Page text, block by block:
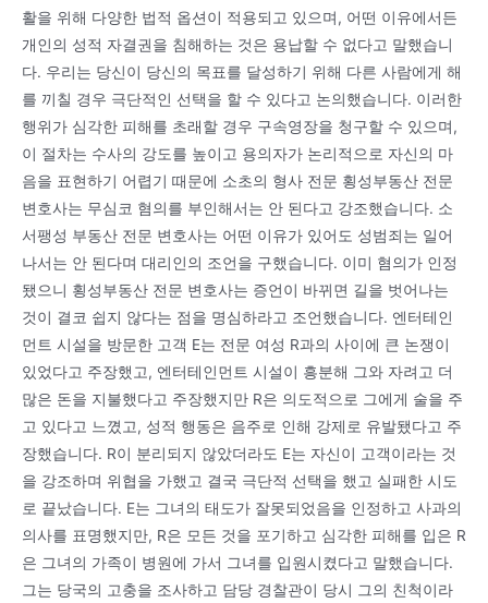
활을 위해 다양한 법적 옵션이 적용되고 있으며, 어떤 이유에서든
개인의 성적 자결권을 침해하는 것은 용납할 수 없다고 말했습니
다. 우리는 당신이 당신의 목표를 달성하기 위해 다른 사람에게 해
를 끼칠 경우 극단적인 선택을 할 수 있다고 논의했습니다. 이러한
행위가 심각한 피해를 초래할 경우 구속영장을 청구할 수 있으며,
이 절차는 수사의 강도를 높이고 용의자가 논리적으로 자신의 마
음을 표현하기 어렵기 때문에 소초의 형사 전문 횡성부동산 전문
변호사는 무심코 혐의를 부인해서는 안 된다고 강조했습니다. 소
서팽성 부동산 전문 변호사는 어떤 이유가 있어도 성범죄는 일어
나서는 안 된다며 대리인의 조언을 구했습니다. 이미 혐의가 인정
됐으니 횡성부동산 전문 변호사는 증언이 바뀌면 길을 벗어나는
것이 결코 쉽지 않다는 점을 명심하라고 조언했습니다. 엔터테인
먼트 시설을 방문한 고객 E는 전문 여성 R과의 사이에 큰 논쟁이
있었다고 주장했고, 엔터테인먼트 시설이 흥분해 그와 자려고 더
많은 돈을 지불했다고 주장했지만 R은 의도적으로 그에게 술을 주
고 있다고 느꼈고, 성적 행동은 음주로 인해 강제로 유발됐다고 주
장했습니다. R이 분리되지 않았더라도 E는 자신이 고객이라는 것
을 강조하며 위협을 가했고 결국 극단적 선택을 했고 실패한 시도
로 끝났습니다. E는 그녀의 태도가 잘못되었음을 인정하고 사과의
의사를 표명했지만, R은 모든 것을 포기하고 심각한 피해를 입은 R
은 그녀의 가족이 병원에 가서 그녀를 입원시켰다고 말했습니다.
그는 당국의 고충을 조사하고 담당 경찰관이 당시 그의 친척이라